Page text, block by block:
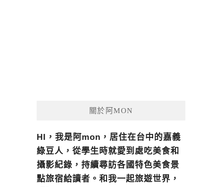
關於阿MON
HI，我是阿mon，居住在台中的嘉義
綠豆人，從學生時就愛到處吃美食和
攝影紀錄，持續尋訪各國特色美食景
點旅宿給讀者。和我一起旅遊世界，